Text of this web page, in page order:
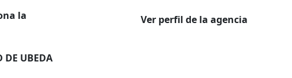
la
UBEDA
Ver perfil de la agencia